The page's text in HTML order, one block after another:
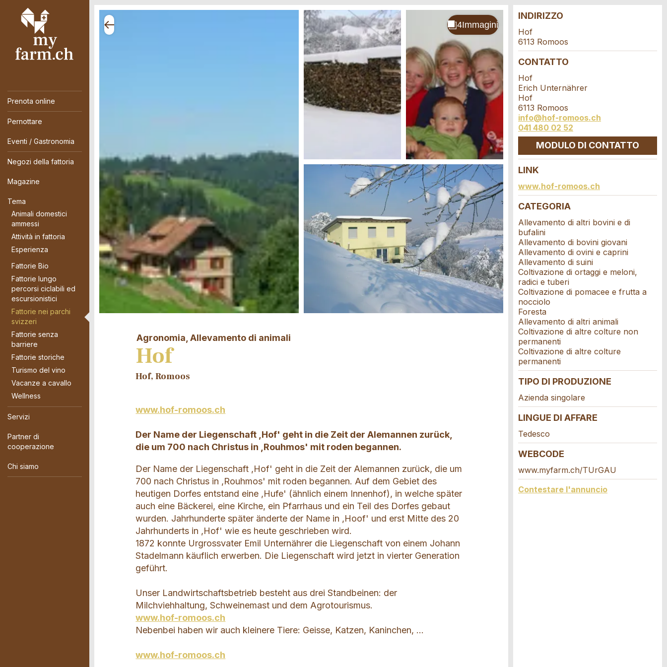
Prenota online
Pernottare
Eventi / Gastronomia
Negozi della fattoria
Magazine
Tema
Animali domestici
ammessi
Attività in fattoria
Esperienza
Fattorie Bio
Fattorie lungo
percorsi ciclabili ed
escursionistici
Fattorie nei parchi
svizzeri
Fattorie senza
barriere
Fattorie storiche
Turismo del vino
Vacanze a cavallo
Wellness
Servizi
Partner di
cooperazione
Chi siamo
Agronomia, Allevamento di animali
Hof
Hof, Romoos
www.hof-romoos.ch
Der Name der Liegenschaft ,Hof' geht in die Zeit der Alemannen zurück,
die um 700 nach Christus in ,Rouhmos' mit roden begannen.
Der Name der Liegenschaft ,Hof' geht in die Zeit der Alemannen zurück, die um
700 nach Christus in ,Rouhmos' mit roden begannen. Auf dem Gebiet des
heutigen Dorfes entstand eine ,Hufe' (ähnlich einem Innenhof), in welche später
auch eine Bäckerei, eine Kirche, ein Pfarrhaus und ein Teil des Dorfes gebaut
wurden. Jahrhunderte später änderte der Name in ,Hoof' und erst Mitte des 20
Jahrhunderts in ,Hof' wie es heute geschrieben wird.
1872 konnte Urgrossvater Emil Unternährer die Liegenschaft von einem Johann
Stadelmann käuflich erwerben. Die Liegenschaft wird jetzt in vierter Generation
geführt.
Unser Landwirtschaftsbetrieb besteht aus drei Standbeinen: der
Milchviehhaltung, Schweinemast und dem Agrotourismus.
www.hof-romoos.ch
Nebenbei haben wir auch kleinere Tiere: Geisse, Katzen, Kaninchen, ...
www.hof-romoos.ch
INDIRIZZO
Hof
6113 Romoos
CONTATTO
Hof
Erich Unternährer
Hof
6113 Romoos
info@hof-romoos.ch
041 480 02 52
MODULO DI CONTATTO
LINK
www.hof-romoos.ch
CATEGORIA
Allevamento di altri bovini e di
bufalini
Allevamento di bovini giovani
Allevamento di ovini e caprini
Allevamento di suini
Coltivazione di ortaggi e meloni,
radici e tuberi
Coltivazione di pomacee e frutta a
nocciolo
Foresta
Allevamento di altri animali
Coltivazione di altre colture non
permanenti
Coltivazione di altre colture
permanenti
TIPO DI PRODUZIONE
Azienda singolare
LINGUE DI AFFARE
Tedesco
WEBCODE
www.myfarm.ch/TUrGAU
Contestare l'annuncio